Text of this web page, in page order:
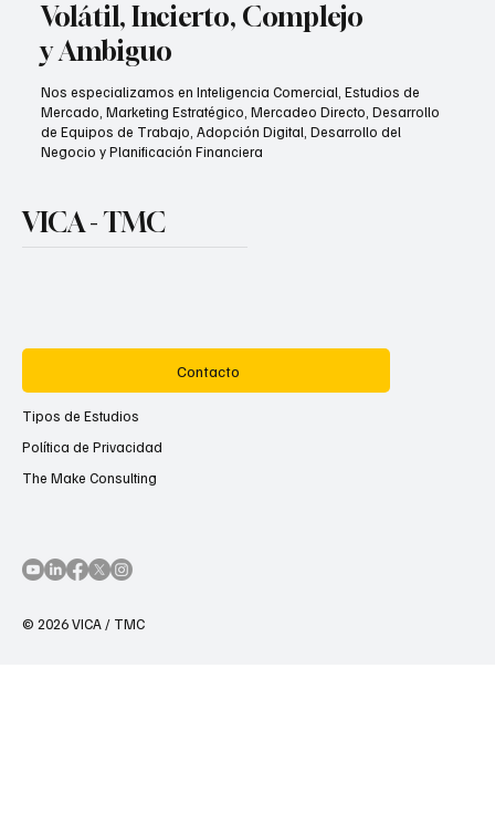
Volátil, Incierto, Complejo
y Ambiguo
Nos especializamos en Inteligencia Comercial, Estudios de
Mercado, Marketing Estratégico, Mercadeo Directo, Desarrollo
de Equipos de Trabajo, Adopción Digital, Desarrollo del
Negocio y Planificación Financiera
VICA - TMC
Contacto
Tipos de Estudios
Política de Privacidad
The Make Consulting
© 2026 VICA / TMC